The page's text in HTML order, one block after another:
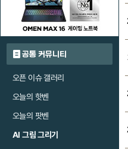
공통 커뮤니티
오픈 이슈 갤러리
오늘의 핫벤
오늘의 팟벤
AI 그림 그리기